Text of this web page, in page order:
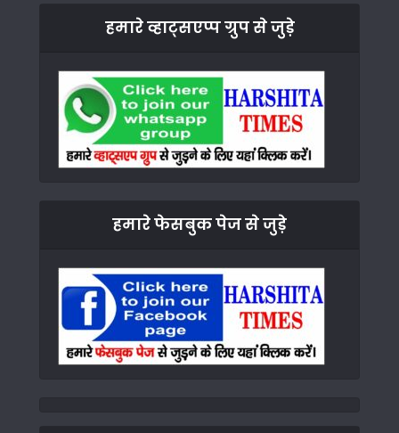
हमारे व्हाट्सएप्प ग्रुप से जुड़े
हमारे फेसबुक पेज से जुड़े